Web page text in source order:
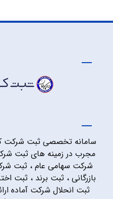
سامانه تخصصی ثبت شرکت
مجرب در زمینه های ثبت
شرکت سهامی عام ، ثبت
بازرگانی ، ثبت برند ، ثبت
ثبت انحلال شرکت آماده